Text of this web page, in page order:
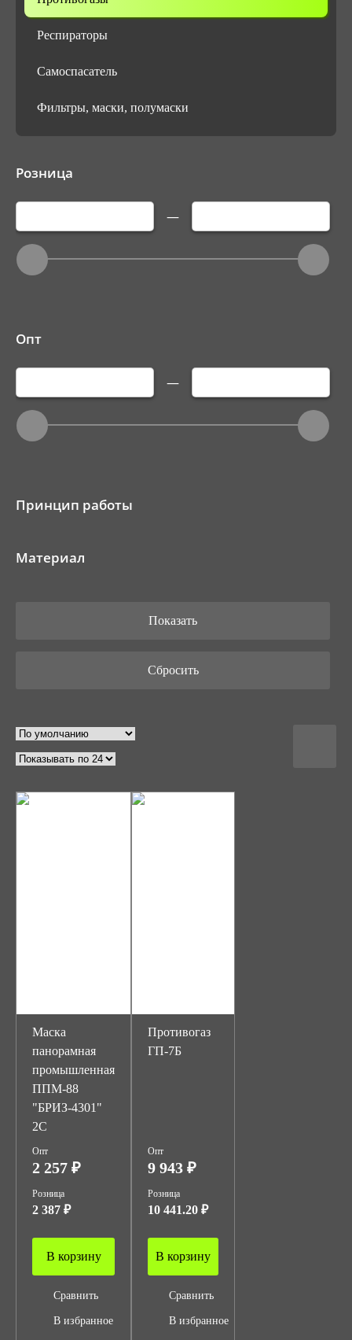
Респираторы
Самоспасатель
Фильтры, маски, полумаски
Розница
—
Опт
—
Принцип работы
Материал
Маска
панорамная
промышленная
ППМ-88
"БРИЗ-4301"
2С
Опт
2 257 ₽
Розница
2 387 ₽
В корзину
Сравнить
В избранное
Противогаз
ГП-7Б
Опт
9 943 ₽
Розница
10 441.20 ₽
В корзину
Сравнить
В избранное